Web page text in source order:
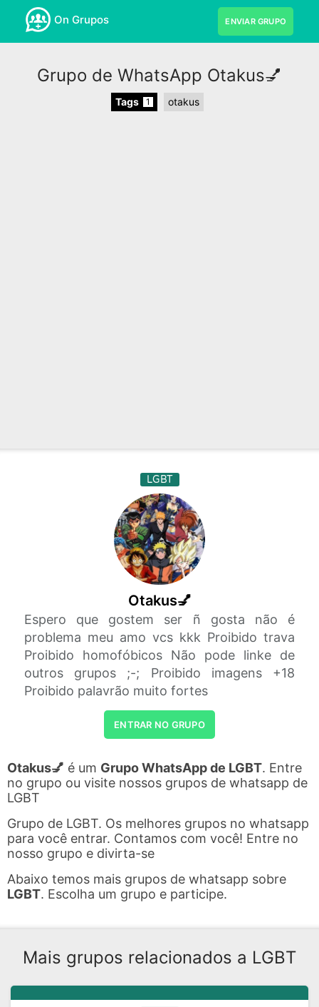
On Grupos ENVIAR GRUPO
Grupo de WhatsApp Otakus💅
Tags 1 otakus
LGBT
Otakus💅
Espero que gostem ser ñ gosta não é
problema meu amo vcs kkk Proibido trava
Proibido homofóbicos Não pode linke de
outros grupos ;-; Proibido imagens +18
Proibido palavrão muito fortes
ENTRAR NO GRUPO
Otakus💅 é um Grupo WhatsApp de LGBT. Entre
no grupo ou visite nossos grupos de whatsapp de
LGBT
Grupo de LGBT. Os melhores grupos no whatsapp
para você entrar. Contamos com você! Entre no
nosso grupo e divirta-se
Abaixo temos mais grupos de whatsapp sobre
LGBT. Escolha um grupo e participe.
Mais grupos relacionados a LGBT